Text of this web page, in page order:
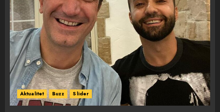
Aktualitet Buzz Slider